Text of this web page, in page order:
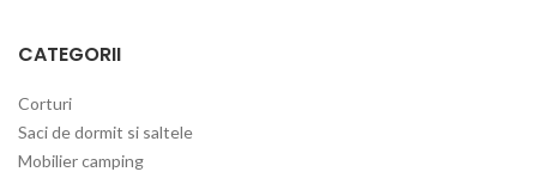
CATEGORII
Corturi
Saci de dormit si saltele
Mobilier camping